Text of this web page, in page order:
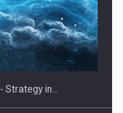
by benzinariile RO…
Strategy in…